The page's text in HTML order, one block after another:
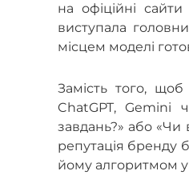
на офіційні
виступала
місцем моделі
Замість того,
ChatGPT, Gemini
завдань?» або «Чи
репутація бренду
йому алгоритмом у